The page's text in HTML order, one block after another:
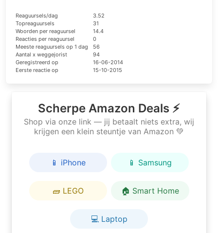
Reaguursels/dag
3.52
Topreaguursels
31
Woorden per reaguursel
14.4
Reacties per reaguursel
0
Meeste reaguursels op 1 dag
56
Aantal x weggejorist
94
Geregistreerd op
16-06-2014
Eerste reactie op
15-10-2015
Scherpe Amazon Deals ⚡
Shop via onze link — jij betaalt niets extra, wij
krijgen een klein steuntje van Amazon 💚
📱 iPhone 📱 Samsung
🧱 LEGO 🏠 Smart Home
💻 Laptop